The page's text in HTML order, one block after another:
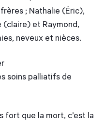
; Nathalie (Éric),
(claire) et Raymond,
neveux et nièces.
soins palliatifs de
fort que la mort, c’est la